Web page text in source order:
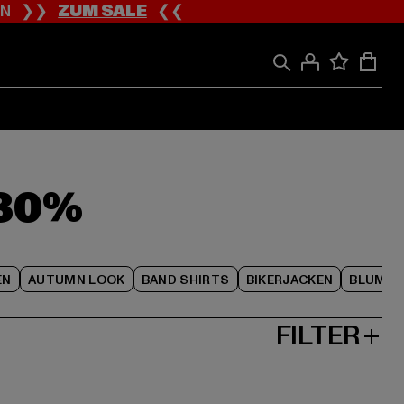
❯❯ZUM SALE❮❮
AUTUMN LOOK BAND SHIRTS BIKERJACKEN
FILTER